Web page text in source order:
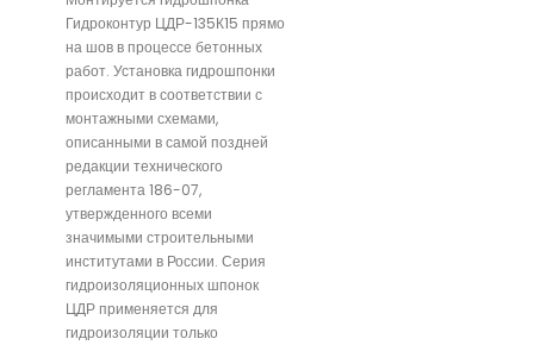
Гидроконтур ЦДР-135К15 прямо
на шов в процессе бетонных
работ. Установка гидрошпонки
происходит в соответствии с
монтажными схемами,
описанными в самой поздней
редакции технического
регламента 186-07,
утвержденного всеми
значимыми строительными
институтами в России. Серия
гидроизоляционных шпонок
ЦДР применяется для
гидроизоляции только